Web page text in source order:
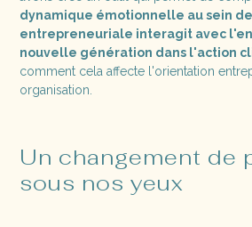
dynamique émotionnelle au sein
entrepreneuriale interagit avec
nouvelle génération dans l'action
comment cela affecte l'orientation
organisation.
Un changement de
sous nos yeux